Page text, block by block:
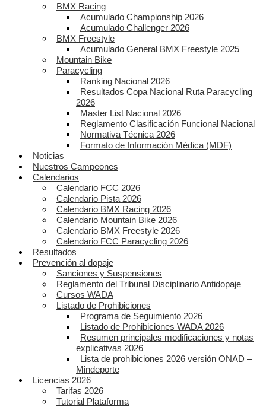
BMX Racing
Acumulado Championship 2026
Acumulado Challenger 2026
BMX Freestyle
Acumulado General BMX Freestyle 2025
Mountain Bike
Paracycling
Ranking Nacional 2026
Resultados Copa Nacional Ruta Paracycling
2026
Master List Nacional 2026
Reglamento Clasificación Funcional Nacional
Normativa Técnica 2026
Formato de Información Médica (MDF)
Noticias
Nuestros Campeones
Calendarios
Calendario FCC 2026
Calendario Pista 2026
Calendario BMX Racing 2026
Calendario Mountain Bike 2026
Calendario BMX Freestyle 2026
Calendario FCC Paracycling 2026
Resultados
Prevención al dopaje
Sanciones y Suspensiones
Reglamento del Tribunal Disciplinario Antidopaje
Cursos WADA
Listado de Prohibiciones
Programa de Seguimiento 2026
Listado de Prohibiciones WADA 2026
Resumen principales modificaciones y notas
explicativas 2026
Lista de prohibiciones 2026 versión ONAD –
Mindeporte
Licencias 2026
Tarifas 2026
Tutorial Plataforma